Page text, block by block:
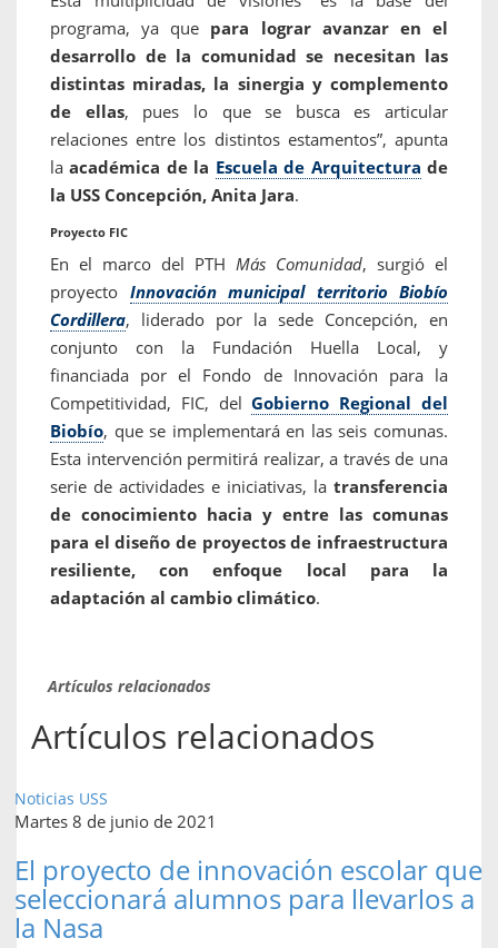
programa, ya que para lograr avanzar en el
desarrollo de la comunidad se necesitan las
distintas miradas, la sinergia y complemento
de ellas, pues lo que se busca es articular
relaciones entre los distintos estamentos”, apunta
laacadémica de la Escuela de Arquitectura de
la USS Concepción, Anita Jara.
Proyecto FIC
En el marco del PTH Más Comunidad, surgió el
proyecto Innovación municipal territorio Biobío
Cordillera, liderado por la sede Concepción, en
conjunto con la Fundación Huella Local, y
financiada por el Fondo de Innovación para la
Competitividad, FIC, delGobierno Regional del
Biobío, que se implementará en las seis comunas.
Esta intervención permitirá realizar, a través de una
serie de actividades e iniciativas, la transferencia
de conocimiento hacia y entre las comunas
para el diseño de proyectos de infraestructura
resiliente, con enfoque local para la
adaptación al cambio climático.
Artículos relacionados
Artículos relacionados
Noticias USS
Martes 8 de junio de 2021
El proyecto de innovación escolar que
seleccionará alumnos para llevarlos a
la Nasa